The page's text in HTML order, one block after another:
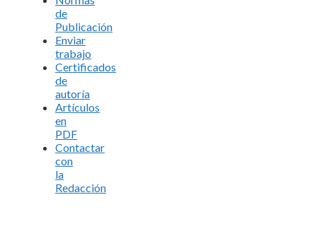
de
Publicación
Enviar
trabajo
Certificados
de
autoría
Artículos
en
PDF
Contactar
con
la
Redacción